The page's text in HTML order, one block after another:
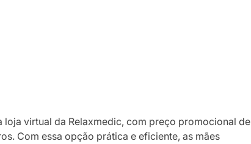
loja virtual da Relaxmedic, com preço promocional de
Com essa opção prática e eficiente, as mães